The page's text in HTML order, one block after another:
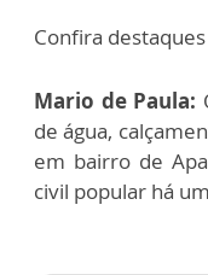
Confira
Mario de Paula:
de água,
em bairro de
civil popular há